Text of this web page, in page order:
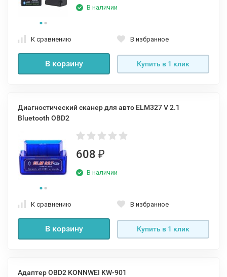
В наличии
К сравнению В избранное
В корзину Купить в 1 клик
Диагностический сканер для авто ELM327 V 2.1
Bluetooth OBD2
608 ₽
В наличии
К сравнению В избранное
В корзину Купить в 1 клик
Адаптер OBD2 KONNWEI KW-901